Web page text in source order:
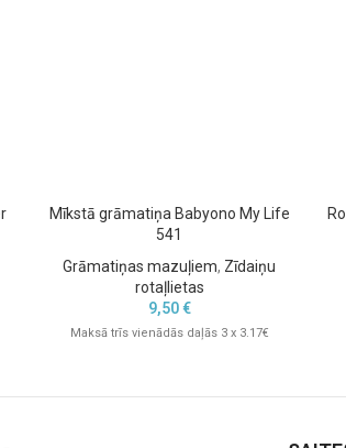
Mīkstā grāmatiņa Babyono My Life
541
Grāmatiņas mazuļiem, Zīdaiņu
rotaļlietas
9,50€
Maksā trīs vienādās daļās 3 x 3.17€